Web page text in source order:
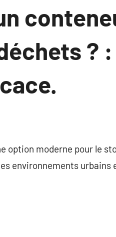
?
option moderne pour le
environnements